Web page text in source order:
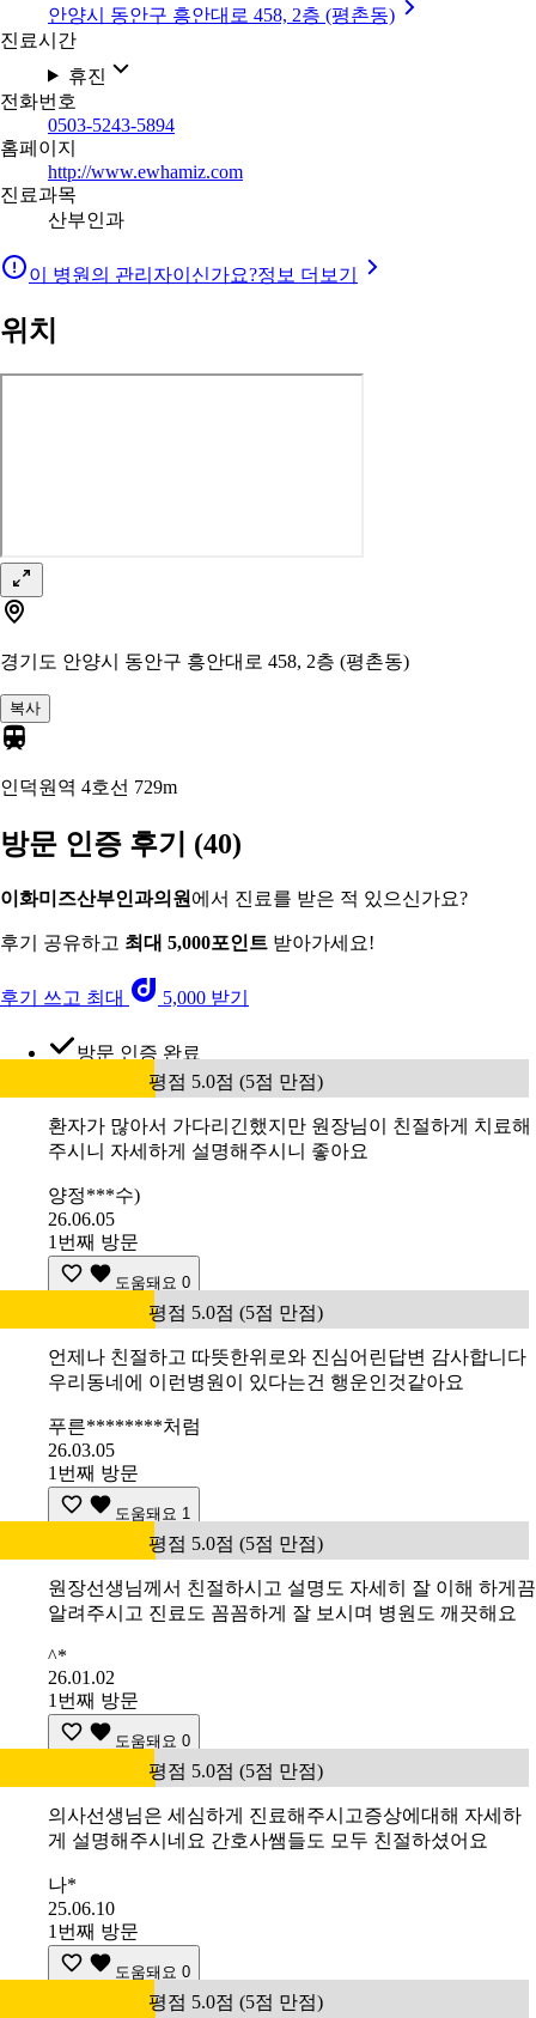
안양시 동안구 흥안대로 458, 2층 (평촌동)
진료시간
휴진
전화번호
0503-5243-5894
홈페이지
http://www.ewhamiz.com
진료과목
산부인과
이 병원의 관리자이신가요?정보 더보기
위치
경기도 안양시 동안구 흥안대로 458, 2층 (평촌동)
복사
인덕원역 4호선 729m
방문 인증 후기 (40)
이화미즈산부인과의원 에서 진료를 받은 적 있으신가요?
후기 공유하고 최대 5,000포인트 받아가세요!
후기 쓰고 최대 5,000 받기
방문 인증 완료
평점 5.0점 (5점 만점)
환자가 많아서 가다리긴했지만 원장님이 친절하게 치료해
주시니 자세하게 설명해주시니 좋아요
양정***수)
26.06.05
1번째 방문
도움돼요 0
평점 5.0점 (5점 만점)
언제나 친절하고 따뜻한위로와 진심어린답변 감사합니다
우리동네에 이런병원이 있다는건 행운인것같아요
푸른********처럼
26.03.05
1번째 방문
도움돼요 1
평점 5.0점 (5점 만점)
원장선생님께서 친절하시고 설명도 자세히 잘 이해 하게끔
알려주시고 진료도 꼼꼼하게 잘 보시며 병원도 깨끗해요
^*
26.01.02
1번째 방문
도움돼요 0
평점 5.0점 (5점 만점)
의사선생님은 세심하게 진료해주시고증상에대해 자세하
게 설명해주시네요 간호사쌤들도 모두 친절하셨어요
나*
25.06.10
1번째 방문
도움돼요 0
평점 5.0점 (5점 만점)